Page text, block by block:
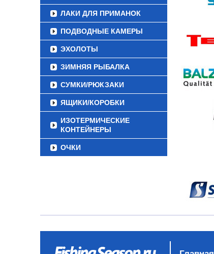
ЛАКИ ДЛЯ ПРИМАНОК
ПОДВОДНЫЕ КАМЕРЫ
ЭХОЛОТЫ
ЗИМНЯЯ РЫБАЛКА
СУМКИ/РЮКЗАКИ
ЯЩИКИ/КОРОБКИ
ИЗОТЕРМИЧЕСКИЕ
КОНТЕЙНЕРЫ
ОЧКИ